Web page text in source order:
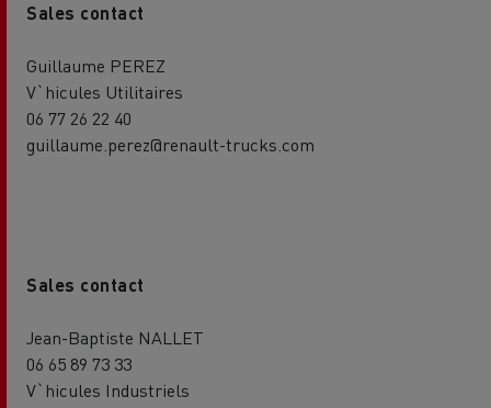
Sales contact
Guillaume PEREZ
V`hicules Utilitaires
06 77 26 22 40
guillaume.perez@renault-trucks.com
Sales contact
Jean-Baptiste NALLET
06 65 89 73 33
V`hicules Industriels